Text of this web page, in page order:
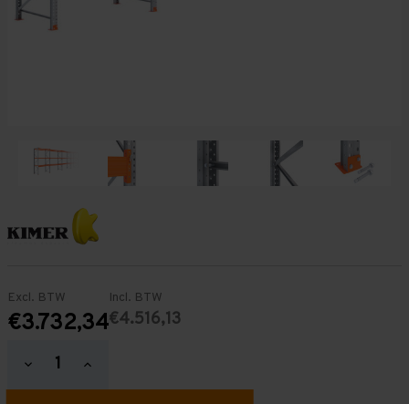
Excl. BTW
€3.732,34
Incl. BTW
€4.516,13
Hoeveelheid
verlagen
Hoeveelheid
verhogen